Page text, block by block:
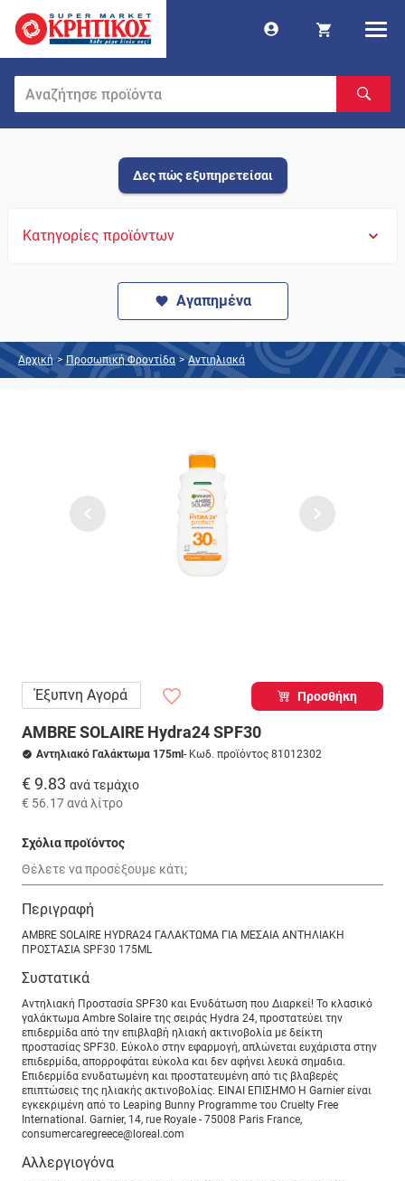
Δες πώς εξυπηρετείσαι
Κατηγορίες προϊόντων
Αγαπημένα
Αρχική > Προσωπική Φροντίδα > Αντιηλιακά
Έξυπνη Αγορά Προσθήκη
AMBRE SOLAIRE Hydra24 SPF30
Αντηλιακό Γαλάκτωμα 175ml - Κωδ. προϊόντος 81012302
€ 9.83 ανά τεμάχιο
€ 56.17ανά λίτρο
Σχόλια προϊόντος
Περιγραφή
AMBRE SOLAIRE HYDRA24 ΓΑΛΑΚΤΩΜΑ ΓΙΑ ΜΕΣΑΙΑ ΑΝΤΗΛΙΑΚΗ
ΠΡΟΣΤΑΣΙΑ SPF30 175ML
Συστατικά
Aντηλιακή Προστασία SPF30 και Ενυδάτωση που Διαρκεί! Το κλασικό
γαλάκτωμα Ambre Solaire της σειράς Hydra 24, προστατεύει την
επιδερμίδα από την επιβλαβή ηλιακή ακτινοβολία με δείκτη
προστασίας SPF30. Εύκολο στην εφαρμογή, απλώνεται ευχάριστα στην
επιδερμίδα, απορροφάται εύκολα και δεν αφήνει λευκά σημαδια.
Επιδερμίδα ενυδατωμένη και προστατευμένη από τις βλαβερές
επιπτώσεις της ηλιακής ακτινοβολίας. ΕΙΝΑΙ ΕΠΙΣΗΜΟ Η Garnier είναι
εγκεκριμένη από το Leaping Bunny Programme του Cruelty Free
International. Garnier, 14, rue Royale - 75008 Paris France,
consumercaregreece@loreal.com
Αλλεργιογόνα